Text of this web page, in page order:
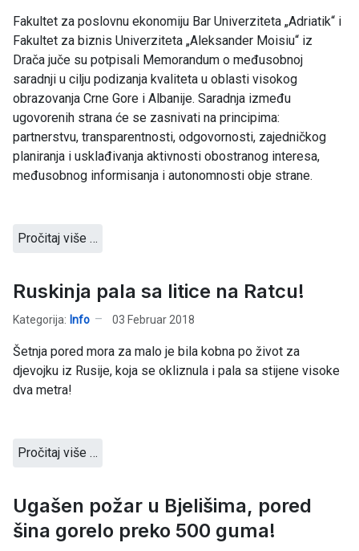
Fakultet za poslovnu ekonomiju Bar Univerziteta „Adriatik“ i
Fakultet za biznis Univerziteta „Aleksander Moisiu“ iz
Drača juče su potpisali Memorandum o međusobnoj
saradnji u cilju podizanja kvaliteta u oblasti visokog
obrazovanja Crne Gore i Albanije. Saradnja između
ugovorenih strana će se zasnivati na principima:
partnerstvu, transparentnosti, odgovornosti, zajedničkog
planiranja i usklađivanja aktivnosti obostranog interesa,
međusobnog informisanja i autonomnosti obje strane.
Pročitaj više …
Ruskinja pala sa litice na Ratcu!
Kategorija: Info 03 Februar 2018
Šetnja pored mora za malo je bila kobna po život za
djevojku iz Rusije, koja se okliznula i pala sa stijene visoke
dva metra!
Pročitaj više …
Ugašen požar u Bjelišima, pored
šina gorelo preko 500 guma!